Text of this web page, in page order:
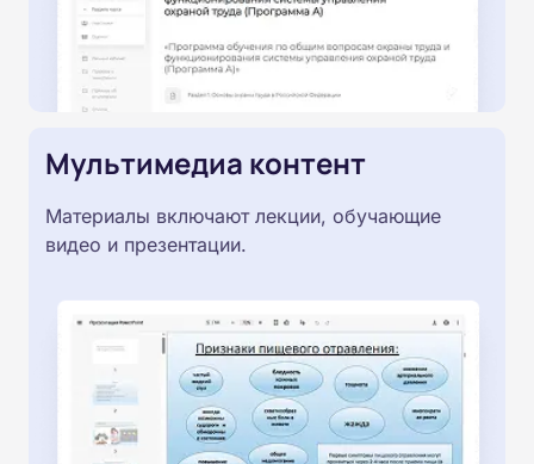
Мультимедиа контент
Материалы включают лекции, обучающие
видео и презентации.